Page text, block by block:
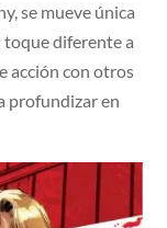
se mueve única
toque diferente a
acción con otros
profundizar en